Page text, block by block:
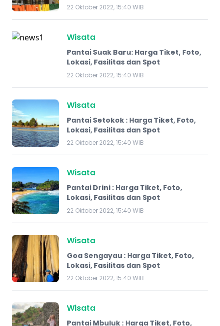
22 Oktober 2022, 15:40 WIB
Wisata
Pantai Suak Baru: Harga Tiket, Foto,
Lokasi, Fasilitas dan Spot
22 Oktober 2022, 15:40 WIB
Wisata
Pantai Setokok : Harga Tiket, Foto,
Lokasi, Fasilitas dan Spot
22 Oktober 2022, 15:40 WIB
Wisata
Pantai Drini : Harga Tiket, Foto,
Lokasi, Fasilitas dan Spot
22 Oktober 2022, 15:40 WIB
Wisata
Goa Sengayau : Harga Tiket, Foto,
Lokasi, Fasilitas dan Spot
22 Oktober 2022, 15:40 WIB
Wisata
Pantai Mbuluk : Harga Tiket, Foto,